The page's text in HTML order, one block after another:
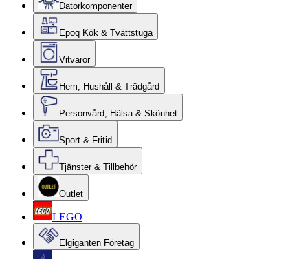
Datorkomponenter
Epoq Kök & Tvättstuga
Vitvaror
Hem, Hushåll & Trädgård
Personvård, Hälsa & Skönhet
Sport & Fritid
Tjänster & Tillbehör
Outlet
LEGO
Elgiganten Företag